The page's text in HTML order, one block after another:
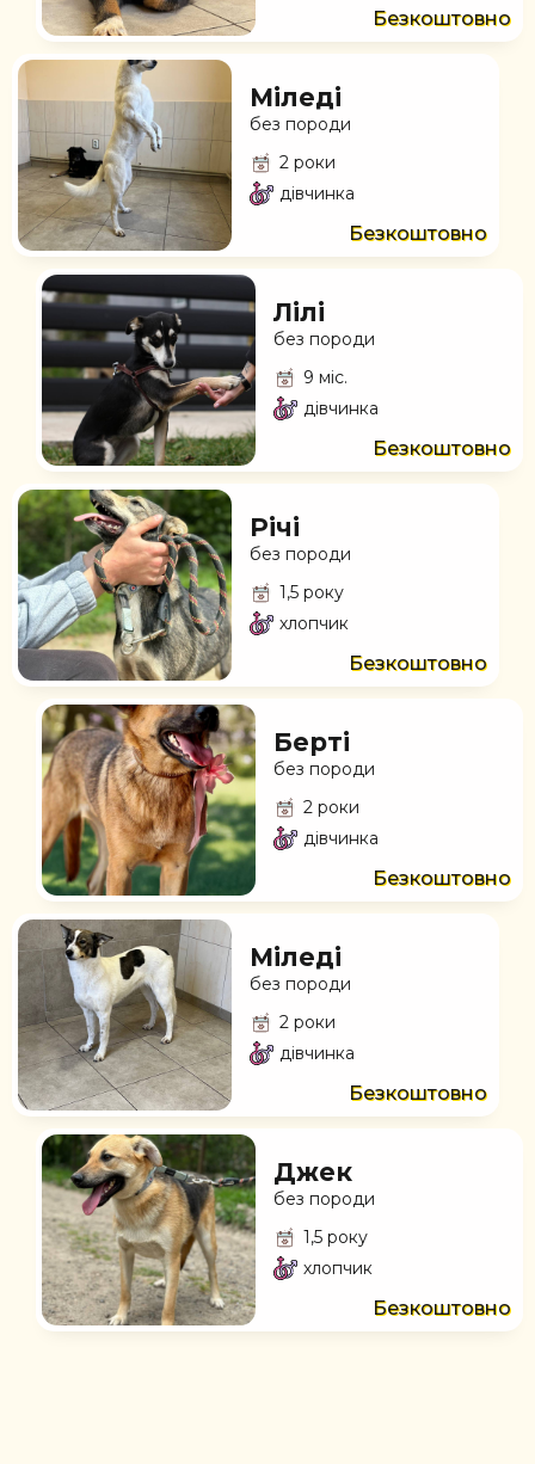
Безкоштовно
Міледі
без породи
2 роки
дівчинка
Безкоштовно
Лілі
без породи
9 міс.
дівчинка
Безкоштовно
Річі
без породи
1,5 року
хлопчик
Безкоштовно
Берті
без породи
2 роки
дівчинка
Безкоштовно
Міледі
без породи
2 роки
дівчинка
Безкоштовно
Джек
без породи
1,5 року
хлопчик
Безкоштовно